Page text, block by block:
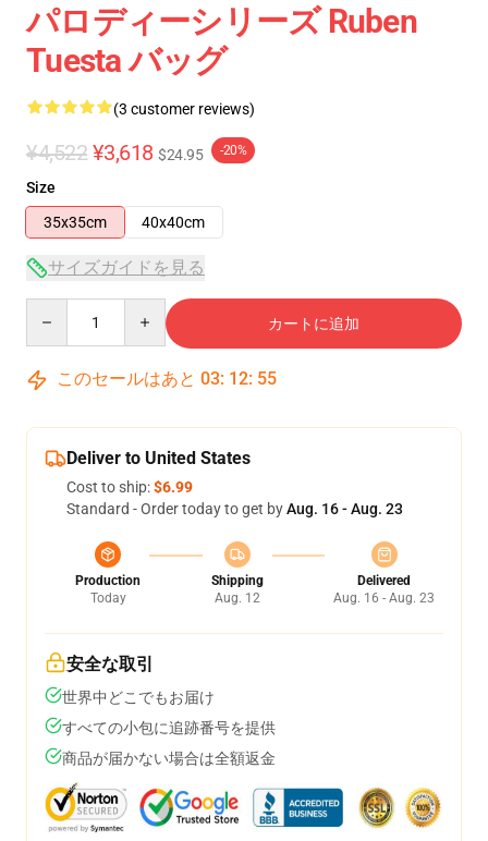
パロディーシリーズ Ruben
Tuesta バッグ
(3 customer reviews)
¥4,522 ¥3,618 $24.95 -20%
Size
35x35cm
40x40cm
サイズガイドを見る
カートに追加
このセールはあと 03: 12: 54
Deliver to United States
Cost to ship:$6.99
Standard - Order today to get byAug. 16 - Aug. 23
Production
Today
Shipping
Aug. 12
Delivered
Aug. 16 - Aug. 23
安全な取引
世界中どこでもお届け
すべての小包に追跡番号を提供
商品が届かない場合は全額返金